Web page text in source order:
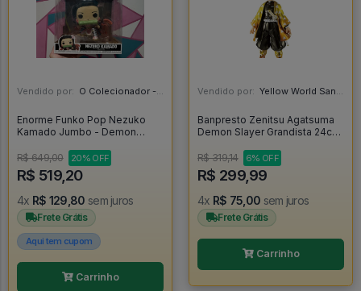
Vendido por: O Colecionador - SP
Enorme Funko Pop Nezuko
Kamado Jumbo - Demon
R$ 649,00
20% OFF
R$ 519,20
4x R$ 129,80 sem juros
Frete Grátis
Aqui tem cupom
Carrinho
Vendido por: Yellow World Santos - SP
Banpresto Zenitsu Agatsuma
Demon Slayer Grandista 24cm
R$ 319,14
6% OFF
R$ 299,99
4x R$ 75,00 sem juros
Frete Grátis
Carrinho